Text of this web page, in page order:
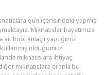
gün içerisindeki yapmış
Mıknatıslar hayatımıza
ait hobi amaçlı yaptığımız
olduğumuz
mıknatıslara ihtiyaç
mıknatıslara oranla bu